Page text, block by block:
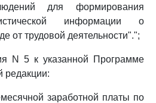
для формирования
информации о
от трудовой деятельности".";
N 5 к указанной Программе
редакции:
заработной платы по